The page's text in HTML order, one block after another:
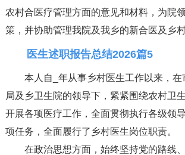
农村合医疗管理方面的意见和材料，为院
策，并协助管理我院及我乡的新合医及乡
医生述职报告总结2026篇5
本人自_年从事乡村医生工作以来，在
局及乡卫生院的领导下，紧紧围绕农村卫
开展各项医疗工作，全面贯彻执行各级领
项任务，全面履行了乡村医生岗位职责。
在政治思想方面，始终坚持党的路线